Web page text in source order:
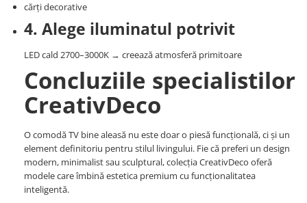
cărți decorative
4. Alege iluminatul potrivit
LED cald 2700–3000K → creează atmosferă primitoare
Concluziile specialistilor
CreativDeco
O comodă TV bine aleasă nu este doar o piesă funcțională, ci și un
element definitoriu pentru stilul livingului. Fie că preferi un design
modern, minimalist sau sculptural, colecția CreativDeco oferă
modele care îmbină estetica premium cu funcționalitatea
inteligentă.